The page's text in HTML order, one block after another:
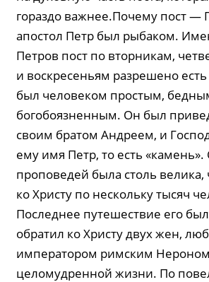
гораздо важнее.Почему пост —
апостол Петр был рыбаком.
Петров пост по вторникам,
и воскресеньям разрешено
был человеком простым,
богобоязненным. Он был
своим братом Андреем, и
ему имя Петр, то есть «камень».
проповедей была столь
ко Христу по нескольку тысяч
Последнее путешествие его
обратил ко Христу двух жен,
императором римским
целомудренной жизни. По